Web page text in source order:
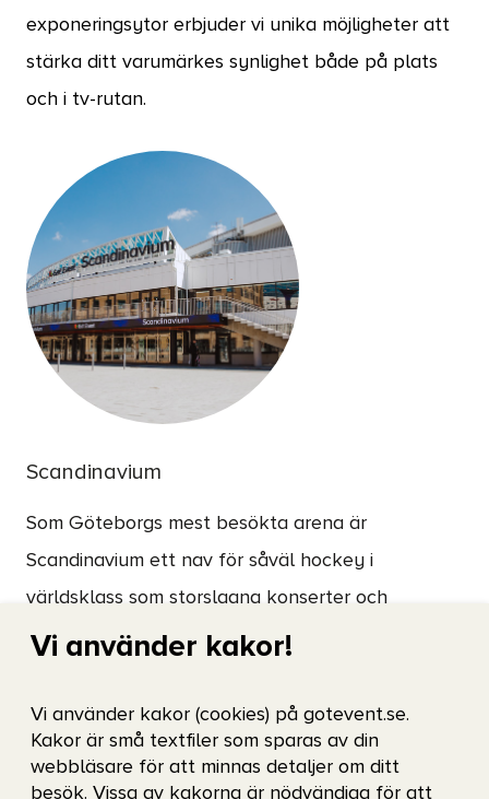
exponeringsytor erbjuder vi unika möjligheter att
stärka ditt varumärkes synlighet både på plats
och i tv-rutan.
Scandinavium
Som Göteborgs mest besökta arena är
Scandinavium ett nav för såväl hockey i
världsklass som storslagna konserter och
evenemang. I foajén finns åtta stora LED-skärmar
HC:s matcher till utsålda spelningar. Vid
hockeymatcher finns dessutom 15 entréskärmar
och en rondell under mediakuben som ger stark
Vi använder kakor!
Vi använder kakor (cookies) på gotevent.se.
Kakor är små textfiler som sparas av din
webbläsare för att minnas detaljer om ditt
besök. Vissa av kakorna är nödvändiga för att